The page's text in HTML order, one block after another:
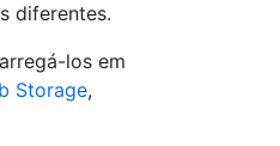
diferentes.
los em
Storage,